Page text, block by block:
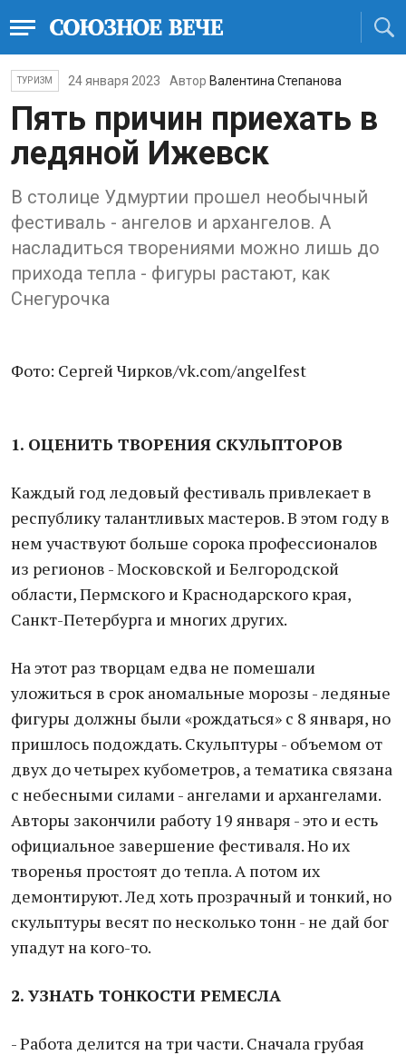
ТУРИЗМ 24 января 2023 Автор Валентина Степанова
Пять причин приехать в
ледяной Ижевск
В столице Удмуртии прошел необычный
фестиваль - ангелов и архангелов. А
насладиться творениями можно лишь до
прихода тепла - фигуры растают, как
Снегурочка
Фото: Сергей Чирков/vk.com/angelfest
1. ОЦЕНИТЬ ТВОРЕНИЯ СКУЛЬПТОРОВ
Каждый год ледовый фестиваль привлекает в
республику талантливых мастеров. В этом году в
нем участвуют больше сорока профессионалов
из регионов - Московской и Белгородской
области, Пермского и Краснодарского края,
Санкт-Петербурга и многих других.
На этот раз творцам едва не помешали
уложиться в срок аномальные морозы - ледяные
фигуры должны были «рождаться» с 8 января, но
пришлось подождать. Скульптуры - объемом от
двух до четырех кубометров, а тематика связана
с небесными силами - ангелами и архангелами.
Авторы закончили работу 19 января - это и есть
официальное завершение фестиваля. Но их
творенья простоят до тепла. А потом их
демонтируют. Лед хоть прозрачный и тонкий, но
скульптуры весят по несколько тонн - не дай бог
упадут на кого-то.
2. УЗНАТЬ ТОНКОСТИ РЕМЕСЛА
- Работа делится на три части. Сначала грубая